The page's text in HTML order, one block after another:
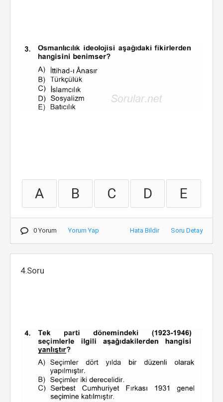
A B C D E
0 Yorum Yorum Yap Hata Bildir Soru Detay
4.Soru